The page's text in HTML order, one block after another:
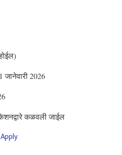
जानेवारी 2026
कळवली जाईल
Apply